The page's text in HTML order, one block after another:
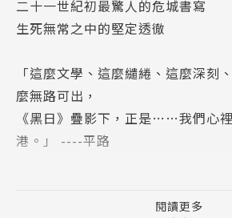
二十一世紀初最驚人的危城書寫
生死無常之中的堅定透徹
「這麼文學、這麼繾綣、這麼深刻
麼無路可出，
《黑日》疊影下，正是……我們心
港。」 ----平路
的變化。從和平示威，到爆發衝突
閱讀更多